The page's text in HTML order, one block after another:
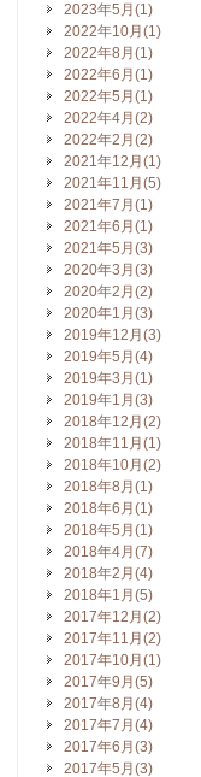
2023年5月(1)
2022年10月(1)
2022年8月(1)
2022年6月(1)
2022年5月(1)
2022年4月(2)
2022年2月(2)
2021年12月(1)
2021年11月(5)
2021年7月(1)
2021年6月(1)
2021年5月(3)
2020年3月(3)
2020年2月(2)
2020年1月(3)
2019年12月(3)
2019年5月(4)
2019年3月(1)
2019年1月(3)
2018年12月(2)
2018年11月(1)
2018年10月(2)
2018年8月(1)
2018年6月(1)
2018年5月(1)
2018年4月(7)
2018年2月(4)
2018年1月(5)
2017年12月(2)
2017年11月(2)
2017年10月(1)
2017年9月(5)
2017年8月(4)
2017年7月(4)
2017年6月(3)
2017年5月(3)